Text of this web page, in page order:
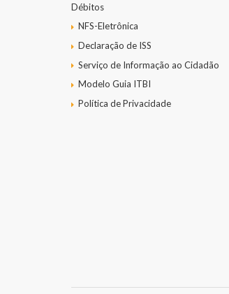
Débitos
NFS-Eletrônica
Declaração de ISS
Serviço de Informação ao Cidadão
Modelo Guia ITBI
Política de Privacidade